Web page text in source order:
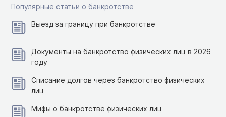
Популярные статьи о банкротстве
Выезд за границу при банкротстве
Документы на банкротство физических лиц в 2026
году
Списание долгов через банкротство физических
лиц
Мифы о банкротстве физических лиц